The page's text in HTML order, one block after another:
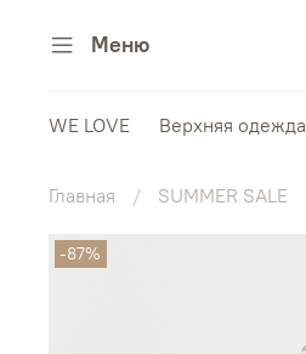
Меню
WE LOVE Верхняя одежда
Главная SUMMER SALE
-87%